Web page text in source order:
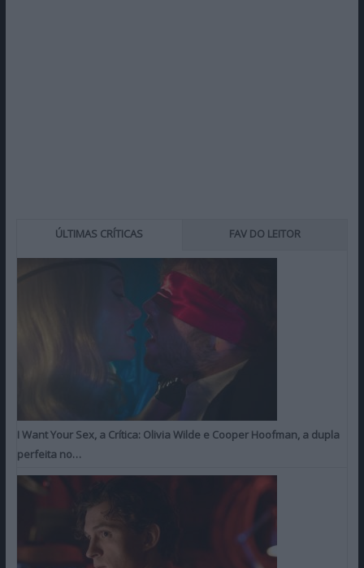
ÚLTIMAS CRÍTICAS FAV DO LEITOR
I Want Your Sex, a Crítica: Olivia Wilde e Cooper Hoofman, a dupla
perfeita no…